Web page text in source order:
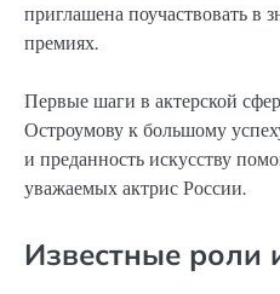
приглашена поучаствовать в
премиях.
Первые шаги в актерской
Остроумову к большому
и преданность искусству
уважаемых актрис России.
Известные роли